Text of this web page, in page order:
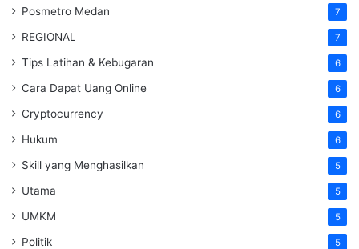
Posmetro Medan 7
REGIONAL 7
Tips Latihan & Kebugaran 6
Cara Dapat Uang Online 6
Cryptocurrency 6
Hukum 6
Skill yang Menghasilkan 5
Utama 5
UMKM 5
Politik 5